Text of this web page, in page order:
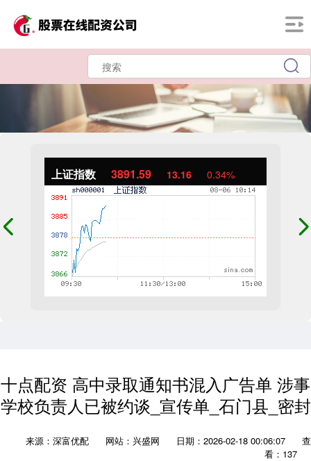
上证指数 3891.59 13.16 0.34%
十点配资 高中录取通知书混入广告单 涉事
学校负责人已被约谈_宣传单_石门县_密封
来源：深富优配 网站：兴盛网 日期：2026-02-18 00:06:07
查
看：137